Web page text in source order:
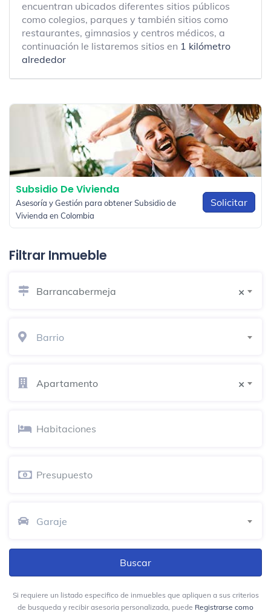
encuentran ubicados diferentes sitios públicos
como colegios, parques y también sitios como
restaurantes, gimnasios y centros médicos, a
continuación le listaremos sitios en 1 kilómetro
alrededor
Subsidio De Vivienda
Asesoría y Gestión para obtener Subsidio de
Vivienda en Colombia
Solicitar
Filtrar Inmueble
×
Barrancabermeja
Barrio
×
Apartamento
Garaje
Si requiere un listado especifico de inmuebles que apliquen a sus criterios
de busqueda y recibir asesoria personalizada, puede Registrarse como